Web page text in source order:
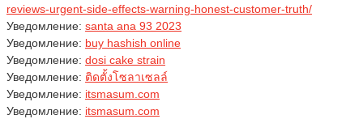
reviews-urgent-side-effects-warning-honest-customer-truth/
Уведомление: santa ana 93 2023
Уведомление: buy hashish online
Уведомление: dosi cake strain
Уведомление: ติดตั้งโซลาเซลล์
Уведомление: itsmasum.com
Уведомление: itsmasum.com